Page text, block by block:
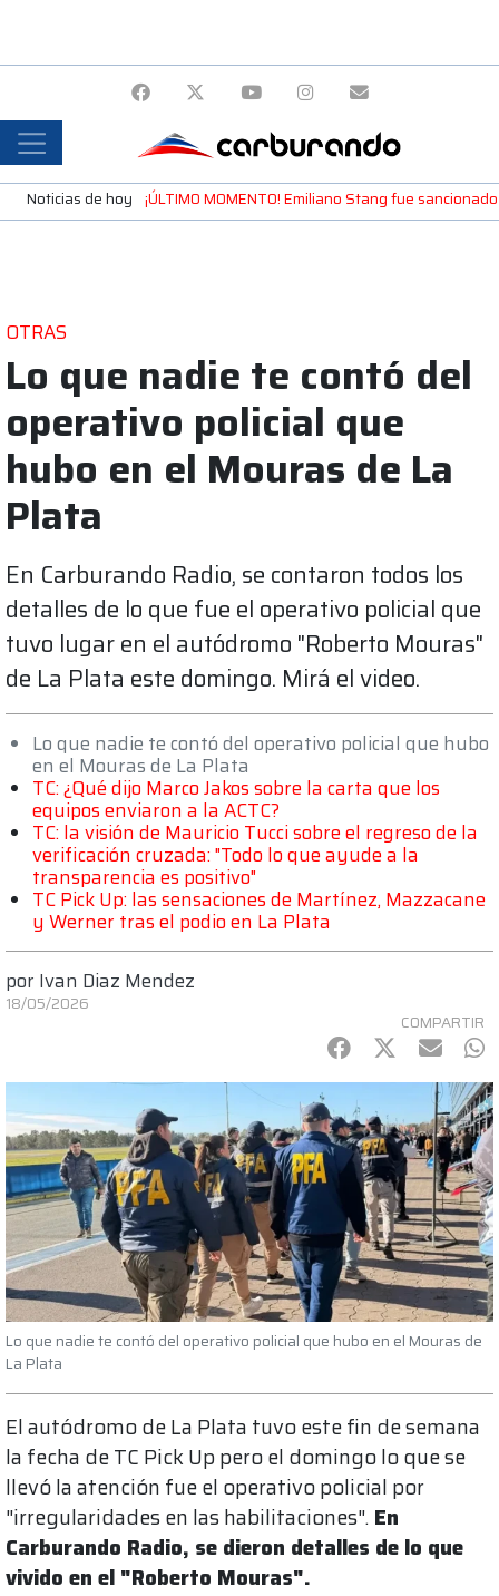
Noticias de hoy ¡ÚLTIMO MOMENTO! Emiliano Stang fue
OTRAS
Lo que nadie te contó del
operativo policial que
hubo en el Mouras de La
Plata
En Carburando Radio, se contaron todos los
detalles de lo que fue el operativo policial que
tuvo lugar en el autódromo "Roberto Mouras"
de La Plata este domingo. Mirá el video.
Lo que nadie te contó del operativo policial que hubo
en el Mouras de La Plata
TC: ¿Qué dijo Marco Jakos sobre la carta que los
equipos enviaron a la ACTC?
TC: la visión de Mauricio Tucci sobre el regreso de la
verificación cruzada: "Todo lo que ayude a la
transparencia es positivo"
TC Pick Up: las sensaciones de Martínez, Mazzacane
y Werner tras el podio en La Plata
por Ivan Diaz Mendez
18/05/2026
COMPARTIR
Facebook
Twitter
mail
Lo que nadie te contó del operativo policial que hubo en el Mouras de
La Plata
El autódromo de La Plata tuvo este fin de semana
la fecha de TC Pick Up pero el domingo lo que se
llevó la atención fue el operativo policial por
"irregularidades en las habilitaciones". En
Carburando Radio, se dieron detalles de lo que
vivido en el "Roberto Mouras".